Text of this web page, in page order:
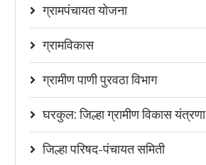
ग्रामपंचायत योजना
ग्रामविकास
ग्रामीण पाणी पुरवठा विभाग
घरकुल: जिल्हा ग्रामीण विकास यंत्रणा
जिल्हा परिषद-पंचायत समिती